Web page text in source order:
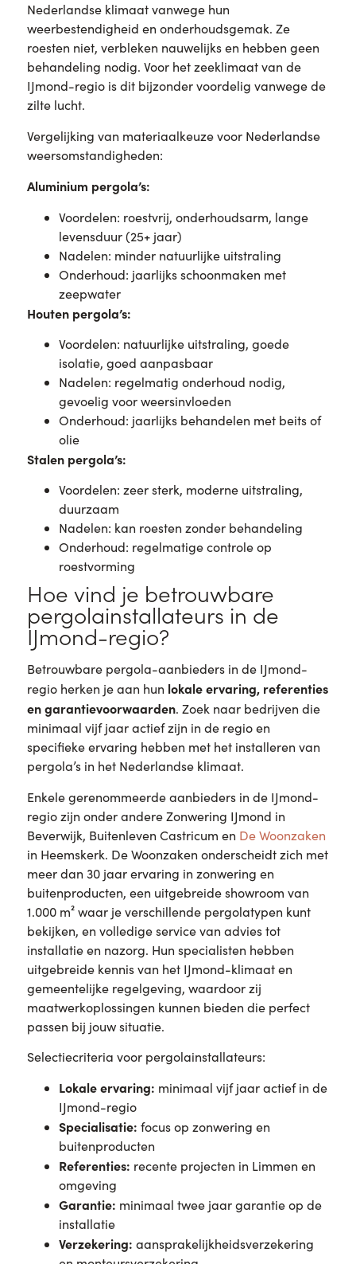
Nederlandse klimaat vanwege hun
weerbestendigheid en onderhoudsgemak. Ze
roesten niet, verbleken nauwelijks en hebben geen
behandeling nodig. Voor het zeeklimaat van de
IJmond-regio is dit bijzonder voordelig vanwege de
zilte lucht.
Vergelijking van materiaalkeuze voor Nederlandse
weersomstandigheden:
Aluminium pergola’s:
Voordelen: roestvrij, onderhoudsarm, lange
levensduur (25+ jaar)
Nadelen: minder natuurlijke uitstraling
Onderhoud: jaarlijks schoonmaken met
zeepwater
Houten pergola’s:
Voordelen: natuurlijke uitstraling, goede
isolatie, goed aanpasbaar
Nadelen: regelmatig onderhoud nodig,
gevoelig voor weersinvloeden
Onderhoud: jaarlijks behandelen met beits of
olie
Stalen pergola’s:
Voordelen: zeer sterk, moderne uitstraling,
duurzaam
Nadelen: kan roesten zonder behandeling
Onderhoud: regelmatige controle op
roestvorming
Hoe vind je betrouwbare
pergolainstallateurs in de
IJmond-regio?
Betrouwbare pergola-aanbieders in de IJmond-
regio herken je aan hun lokale ervaring, referenties
en garantievoorwaarden. Zoek naar bedrijven die
minimaal vijf jaar actief zijn in de regio en
specifieke ervaring hebben met het installeren van
pergola’s in het Nederlandse klimaat.
Enkele gerenommeerde aanbieders in de IJmond-
regio zijn onder andere Zonwering IJmond in
Beverwijk, Buitenleven Castricum en De Woonzaken
in Heemskerk. De Woonzaken onderscheidt zich met
meer dan 30 jaar ervaring in zonwering en
buitenproducten, een uitgebreide showroom van
1.000 m² waar je verschillende pergolatypen kunt
bekijken, en volledige service van advies tot
installatie en nazorg. Hun specialisten hebben
uitgebreide kennis van het IJmond-klimaat en
gemeentelijke regelgeving, waardoor zij
maatwerkoplossingen kunnen bieden die perfect
passen bij jouw situatie.
Selectiecriteria voor pergolainstallateurs:
Lokale ervaring: minimaal vijf jaar actief in de
IJmond-regio
Specialisatie: focus op zonwering en
buitenproducten
Referenties: recente projecten in Limmen en
omgeving
Garantie: minimaal twee jaar garantie op de
installatie
Verzekering: aansprakelijkheidsverzekering